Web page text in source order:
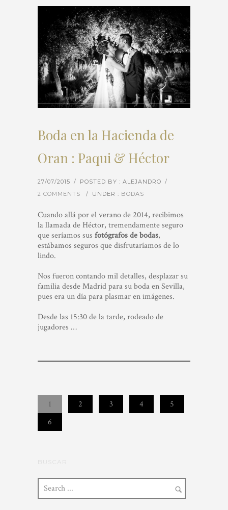
Boda en la Hacienda de
Oran : Paqui & Héctor
27/07/2015 / POSTED BY : ALEJANDRO /
2 COMMENTS
/ UNDER : BODAS
Cuando allá por el verano de 2014, recibimos
la llamada de Héctor, tremendamente seguro
que seríamos sus fotógrafos de bodas,
estábamos seguros que disfrutaríamos de lo
lindo.
Nos fueron contando mil detalles, desplazar su
familia desde Madrid para su boda en Sevilla,
pues era un día para plasmar en imágenes.
Desde las 15:30 de la tarde, rodeado de
jugadores …
1 2 3 4
5
6